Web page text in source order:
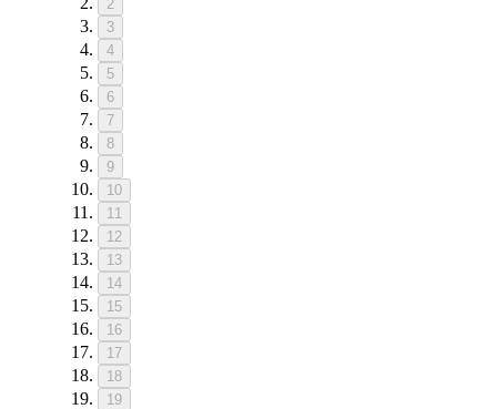
2
3
4
5
6
7
8
9
10
11
12
13
14
15
16
17
18
19